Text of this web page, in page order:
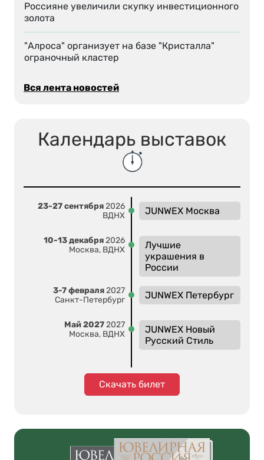
Россияне увеличили скупку инвестиционного
золота
"Алроса" организует на базе "Кристалла"
ограночный кластер
Вся лента новостей
Календарь выставок
23-27 сентября2026
ВДНХ
JUNWEX Москва
10-13 декабря2026
Москва, ВДНХ
Лучшие
украшения в
России
3-7 февраля2027
Санкт-Петербург
JUNWEX Петербург
Май 20272027
Москва, ВДНХ
JUNWEX Новый
Русский Стиль
Скачать билет